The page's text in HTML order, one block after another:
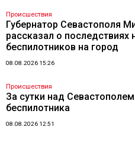
Происшествия
Губернатор Севастополя
рассказал о последствиях
беспилотников на город
08.08.2026 15:26
Происшествия
За сутки над
беспилотника
08.08.2026 12:51